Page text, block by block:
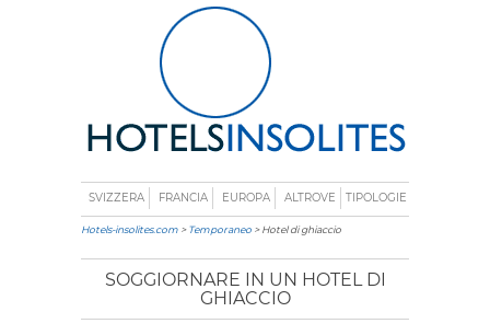
SVIZZERA FRANCIA EUROPA ALTROVE TIPOLOGIE
Hotels-insolites.com >Temporaneo > Hotel di ghiaccio
SOGGIORNARE IN UN HOTEL DI
GHIACCIO